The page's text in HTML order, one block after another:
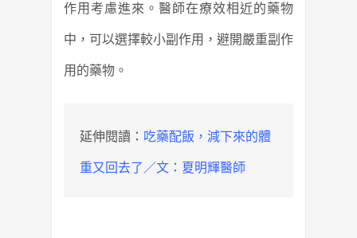
作用考慮進來。醫師在療效相近的藥物
中，可以選擇較小副作用，避開嚴重副作
用的藥物。
延伸閱讀： 吃藥配飯，減下來的體
重又回去了／文：夏明輝醫師